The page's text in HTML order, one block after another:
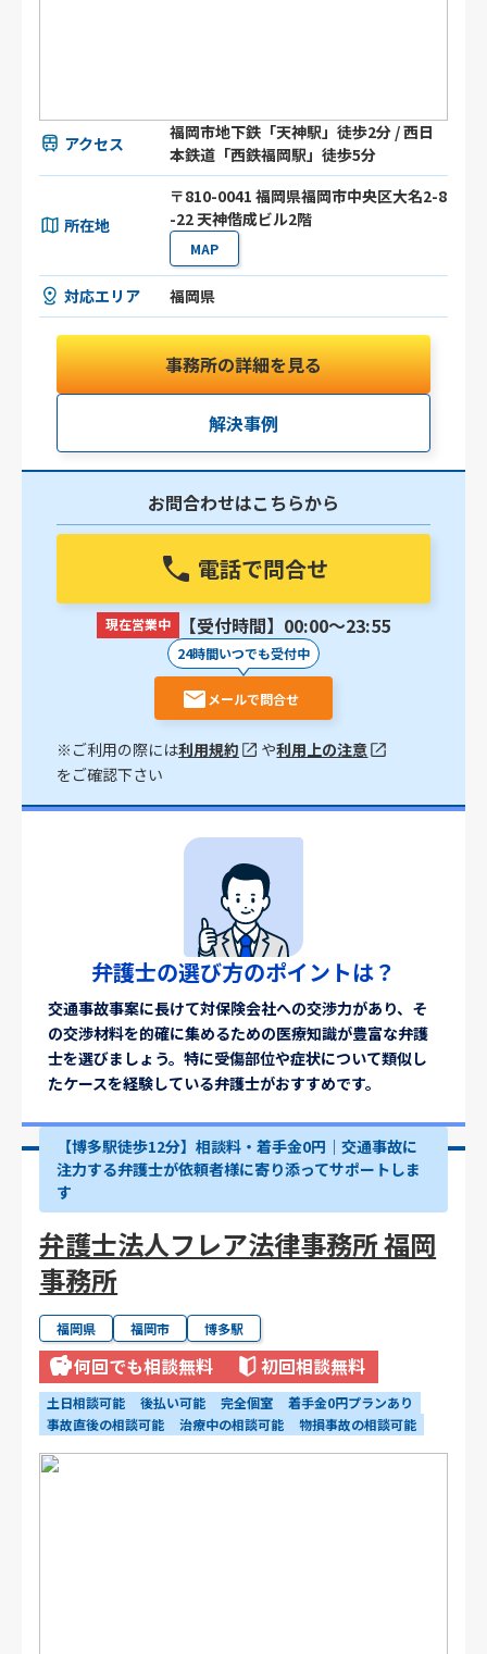
アクセス
福岡市地下鉄「天神駅」徒歩2分 / 西日
本鉄道「西鉄福岡駅」徒歩5分
所在地
〒810-0041 福岡県福岡市中央区大名2-8
-22 天神偕成ビル2階
MAP
対応エリア 福岡県
事務所の詳細を見る
解決事例
お問合わせはこちらから
電話で問合せ
現在営業中 【受付時間】00:00〜23:55
24時間いつでも受付中
メールで問合せ
※ご利用の際には利用規約 や利用上の注意
をご確認下さい
弁護士の選び方のポイントは？
交通事故事案に長けて対保険会社への交渉力があり、そ
の交渉材料を的確に集めるための医療知識が豊富な弁護
士を選びましょう。特に受傷部位や症状について類似し
たケースを経験している弁護士がおすすめです。
【博多駅徒歩12分】相談料・着手金0円｜交通事故に
注力する弁護士が依頼者様に寄り添ってサポートしま
す
弁護士法人フレア法律事務所 福岡
事務所
福岡県 福岡市 博多駅
何回でも相談無料 初回相談無料
土日相談可能 後払い可能 完全個室
着手金0円プランあり
事故直後の相談可能
治療中の相談可能 物損事故の相談可能